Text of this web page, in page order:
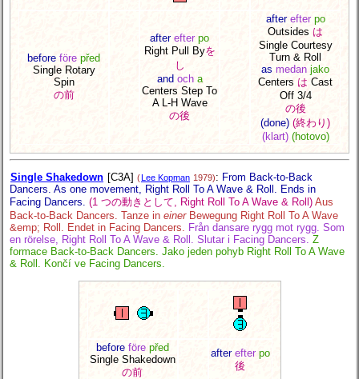
before före před
Single Rotary
Spin
の前
after efter po
Right Pull Byを
し
and och a
Centers Step To
A L-H Wave
の後
after efter po
Outsides は
Single Courtesy
Turn & Roll
as medan jako
Centers は Cast
Off 3/4
の後
(done) (終わり)
(klart) (hotovo)
Single Shakedown [C3A] ( Lee Kopman 1979): From Back-to-Back
Dancers. As one movement, Right Roll To A Wave & Roll. Ends in
Facing Dancers. (1 つの動きとして, Right Roll To A Wave & Roll) Aus
Back-to-Back Dancers. Tanze in einerBewegung Right Roll To A Wave
&emp; Roll. Endet in Facing Dancers. Från dansare rygg mot rygg. Som
en rörelse, Right Roll To A Wave & Roll. Slutar i Facing Dancers. Z
formace Back-to-Back Dancers. Jako jeden pohyb Right Roll To A Wave
& Roll. Končí ve Facing Dancers.
before före před
Single Shakedown
の前
after efter po
後